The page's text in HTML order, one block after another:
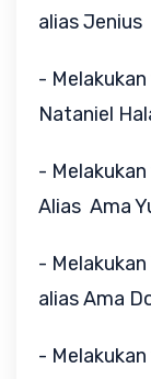
alias Jenius
-
Nataniel
-
Alias Ama
-
alias Ama
-